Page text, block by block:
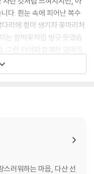
다. 흰눈 속에 피어난 복수
리에 힘이 생기자 꽃마리처
는 함박꽃처럼 방긋 웃었습
그런 아이와 함께한 엄마의
할 때 웃음부터 나오는 건
지도 모르겠습니다.
니다. 아이의 첫걸음은 연
스러워하는 마음, 다산 선